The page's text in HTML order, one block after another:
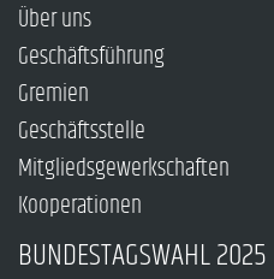
Über uns
Geschäftsführung
Gremien
Geschäftsstelle
Mitgliedsgewerkschaften
Kooperationen
BUNDESTAGSWAHL 2025